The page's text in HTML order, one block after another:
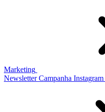
Marketing
Newsletter Campanha Instagram